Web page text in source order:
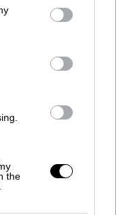
You may click to
party tags to
in below Google
the
ημέρες,
τους
φέρονται να
προσέγγισε
τον
τίποτα.
αποδεικνύει